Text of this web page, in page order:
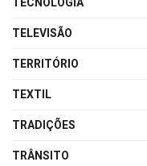
TELEVISÃO
TERRITÓRIO
TEXTIL
TRADIÇÕES
TRÂNSITO